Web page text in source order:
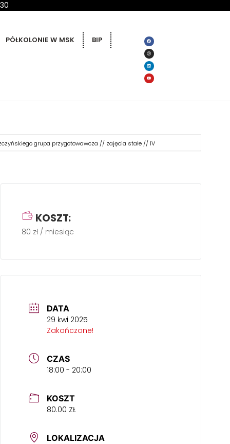
PÓŁKOLONIE W MSK BIP
grupa przygotowawcza // zajęcia stałe // IV
DATA
29 kwi 2025
Zakończone!
CZAS
18:00 - 20:00
KOSZT
80.00 ZŁ
LOKALIZACJA
KOSZT:
80 zł / miesiąc